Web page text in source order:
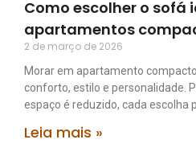
Como escolher o sofá
apartamentos
2 de março de 2026
Morar em apartamento
conforto, estilo e personalidade.
espaço é reduzido, cada escolha
Leia mais »